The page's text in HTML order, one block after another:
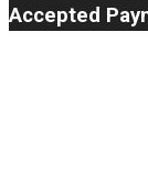
Accepted